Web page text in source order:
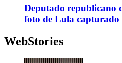
Deputado republicano
foto de Lula
WebStories